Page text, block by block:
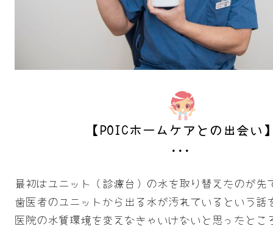
【POICホームケアとの出会い
最初はユニット（診療台）の水を取り替えたのが先
歯医者のユニットから出る水が汚れているという話
医院の水質環境を変えなきゃいけないと思ったとこ